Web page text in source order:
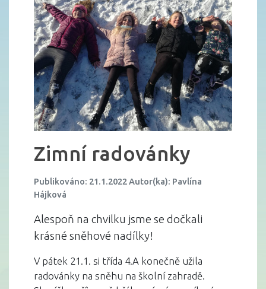
Zimní radovánky
Publikováno: 21.1.2022 Autor(ka): Pavlína
Hájková
Alespoň na chvilku jsme se dočkali
krásné sněhové nadílky!
V pátek 21.1. si třída 4.A konečně užila
radovánky na sněhu na školní zahradě.